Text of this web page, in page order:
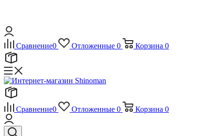
Сравнение0 Отложенные 0 Корзина 0
Сравнение0 Отложенные 0 Корзина 0